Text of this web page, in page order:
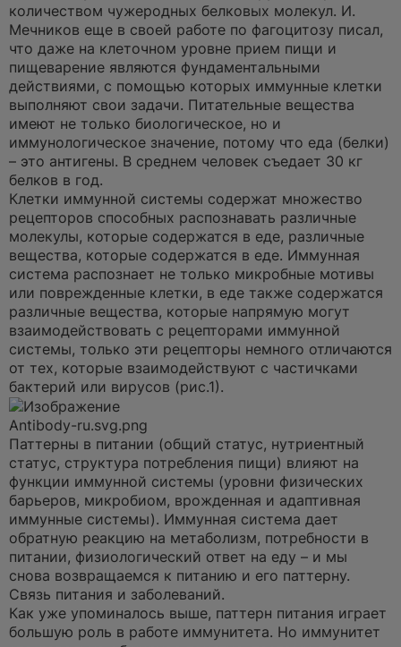
а
н
о
с
о
б
щ
н
и
количеством чужеродных белковых молекул. И.
Мечников еще в своей работе по фагоцитозу писал,
что даже на клеточном уровне прием пищи и
пищеварение являются фундаментальными
действиями, с помощью которых иммунные клетки
выполняют свои задачи. Питательные вещества
имеют не только биологическое, но и
иммунологическое значение, потому что еда (белки)
– это антигены. В среднем человек съедает 30 кг
белков в год.
Клетки иммунной системы содержат множество
рецепторов способных распознавать различные
молекулы, которые содержатся в еде, различные
вещества, которые содержатся в еде. Иммунная
система распознает не только микробные мотивы
или поврежденные клетки, в еде также содержатся
различные вещества, которые напрямую могут
взаимодействовать с рецепторами иммунной
системы, только эти рецепторы немного отличаются
от тех, которые взаимодействуют с частичками
бактерий или вирусов (рис.1).
Antibody-ru.svg.png
Паттерны в питании (общий статус, нутриентный
статус, структура потребления пищи) влияют на
функции иммунной системы (уровни физических
барьеров, микробиом, врожденная и адаптивная
иммунные системы). Иммунная система дает
обратную реакцию на метаболизм, потребности в
питании, физиологический ответ на еду – и мы
снова возвращаемся к питанию и его паттерну.
Связь питания и заболеваний.
Как уже упоминалось выше, паттерн питания играет
большую роль в работе иммунитета. Но иммунитет